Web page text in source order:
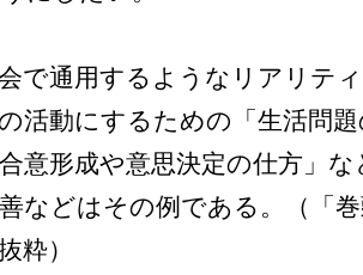
で通用するようなリアリテ
活動にするための「生活問
意形成や意思決定の仕方」
などはその例である。（「
粋）